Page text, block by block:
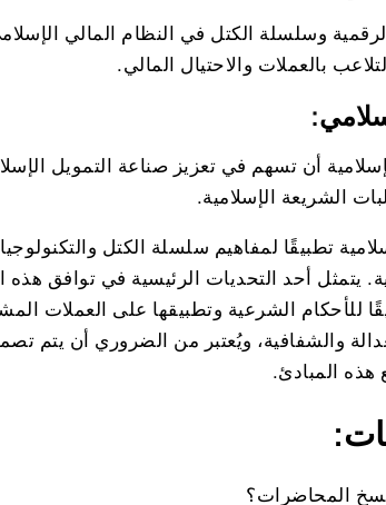
الرقمية وسلسلة الكتل في النظام المالي
بالعملات والاحتيال المالي.
أن تسهم في تعزيز صناعة التمويل
الشريعة الإسلامية.
تطبيقًا لمفاهيم سلسلة الكتل والتكنولوجيا
يتمثل أحد التحديات الرئيسية في توافق هذه
للأحكام الشرعية وتطبيقها على العملات
والشفافية، ويُعتبر من الضروري أن يتم
هذه المبادئ.